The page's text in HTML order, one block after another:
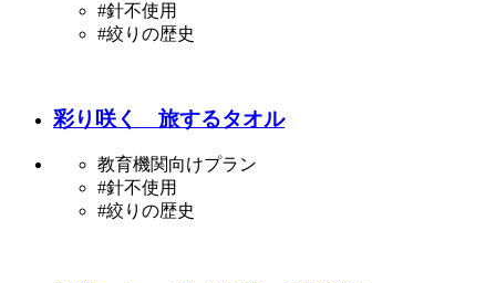
#針不使用
#絞りの歴史
彩り咲く 旅するタオル
教育機関向けプラン
#針不使用
#絞りの歴史